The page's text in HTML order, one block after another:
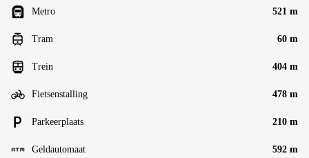
Metro 521 m
Tram 60 m
Trein 404 m
Fietsenstalling 478 m
Parkeerplaats 210 m
Geldautomaat 592 m